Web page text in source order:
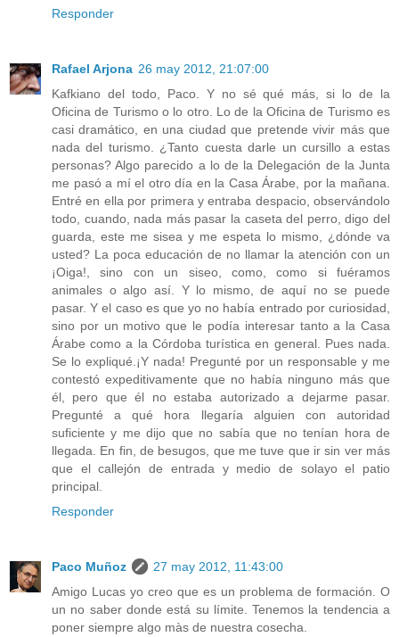
Responder
Rafael Arjona 26 may 2012, 21:07:00
Kafkiano del todo, Paco. Y no sé qué más, si lo de la
Oficina de Turismo o lo otro. Lo de la Oficina de Turismo es
casi dramático, en una ciudad que pretende vivir más que
nada del turismo. ¿Tanto cuesta darle un cursillo a estas
personas? Algo parecido a lo de la Delegación de la Junta
me pasó a mí el otro día en la Casa Árabe, por la mañana.
Entré en ella por primera y entraba despacio, observándolo
todo, cuando, nada más pasar la caseta del perro, digo del
guarda, este me sisea y me espeta lo mismo, ¿dónde va
usted? La poca educación de no llamar la atención con un
¡Oiga!, sino con un siseo, como, como si fuéramos
animales o algo así. Y lo mismo, de aquí no se puede
pasar. Y el caso es que yo no había entrado por curiosidad,
sino por un motivo que le podía interesar tanto a la Casa
Árabe como a la Córdoba turística en general. Pues nada.
Se lo expliqué.¡Y nada! Pregunté por un responsable y me
contestó expeditivamente que no había ninguno más que
él, pero que él no estaba autorizado a dejarme pasar.
Pregunté a qué hora llegaría alguien con autoridad
suficiente y me dijo que no sabía que no tenían hora de
llegada. En fin, de besugos, que me tuve que ir sin ver más
que el callejón de entrada y medio de solayo el patio
principal.
Responder
Paco Muñoz
27 may 2012, 11:43:00
Amigo Lucas yo creo que es un problema de formación. O
un no saber donde está su límite. Tenemos la tendencia a
poner siempre algo màs de nuestra cosecha.